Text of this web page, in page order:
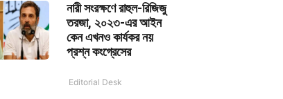
নারী সংরক্ষণে রাহুল-রিজিজু
তরজা, ২০২৩-এর আইন
কেন এখনও কার্যকর নয়
প্রশ্ন কংগ্রেসের
Editorial Desk